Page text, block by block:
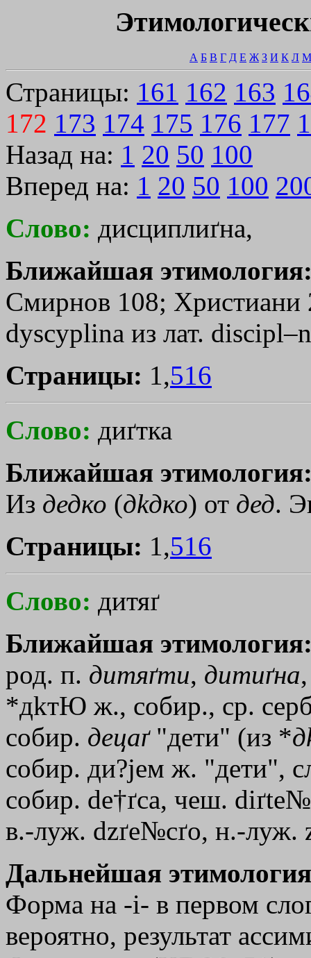
А Б В Г Д Е Ж З И К Л М
Страницы: 161 162 163
172 173 174 175 176 177
Назад на: 1 20 50 100
Вперед на: 1 20 50 100
Слово: дисциплиґна,
Ближайшая
Смирнов 108; Христиани
dyscyplina из лат.
Страницы: 1,516
Слово: диґтка
Ближайшая
Из дедко (дkдко) от дед.
Страницы: 1,516
Слово: дитяґ
Ближайшая
род. п. дитяґти, дитиґна
*дkтЮ ж., собир., ср.
собир. децаґ"дети" (из *д
собир. ди?jем ж. "дети",
собир. de†ґca, чеш.
в.-луж. dzґe№cґo, н.-луж.
Дальнейшая
Форма на -i- в первом
вероятно, результат